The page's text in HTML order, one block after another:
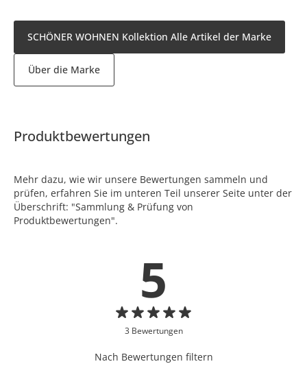
SCHÖNER WOHNEN Kollektion Alle Artikel der Marke
Über die Marke
Produktbewertungen
Mehr dazu, wie wir unsere Bewertungen sammeln und
prüfen, erfahren Sie im unteren Teil unserer Seite unter der
Überschrift: "Sammlung & Prüfung von
Produktbewertungen".
5
3 Bewertungen
Nach Bewertungen filtern